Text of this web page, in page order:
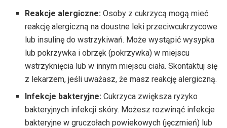
Reakcje alergiczne:Osoby z cukrzycą mogą mieć
reakcję alergiczną na doustne leki przeciwcukrzycowe
lub insulinę do wstrzykiwań. Może wystąpić wysypka
lub pokrzywka i obrzęk (pokrzywka) w miejscu
wstrzyknięcia lub w innym miejscu ciała. Skontaktuj się
z lekarzem, jeśli uważasz, że masz reakcję alergiczną.
Infekcje bakteryjne: Cukrzyca zwiększa ryzyko
bakteryjnych infekcji skóry. Możesz rozwinąć infekcje
bakteryjne w gruczołach powiekowych (jęczmień) lub